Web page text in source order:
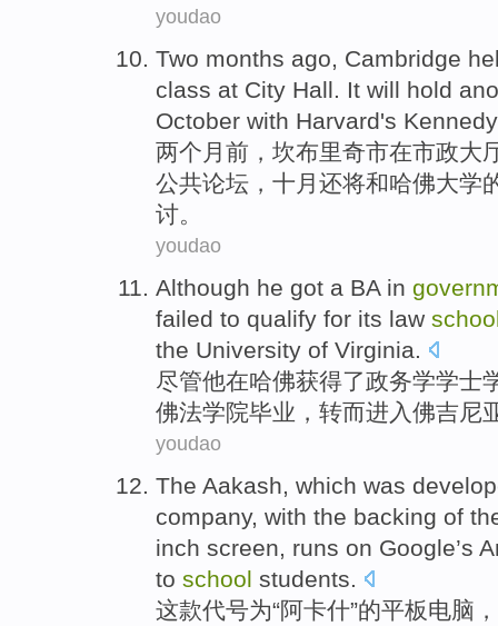
youdao
Two months ago, Cambridge
class at City Hall. It will hold
October with Harvard's Kennedy
两个月 前 ， 坎布里奇市在市政大
公共论坛 ， 十月 还将和哈佛大学
讨。
youdao
Although he got a BA in
failed to qualify for its law
the University of Virginia.
尽管他在哈佛获得了政务学学士
佛法学院毕业， 转而进入佛吉尼
youdao
The Aakash, which was
company, with the backing of
inch screen, runs on Google’s
to school students.
这款代号为“阿卡什”的平板电脑，